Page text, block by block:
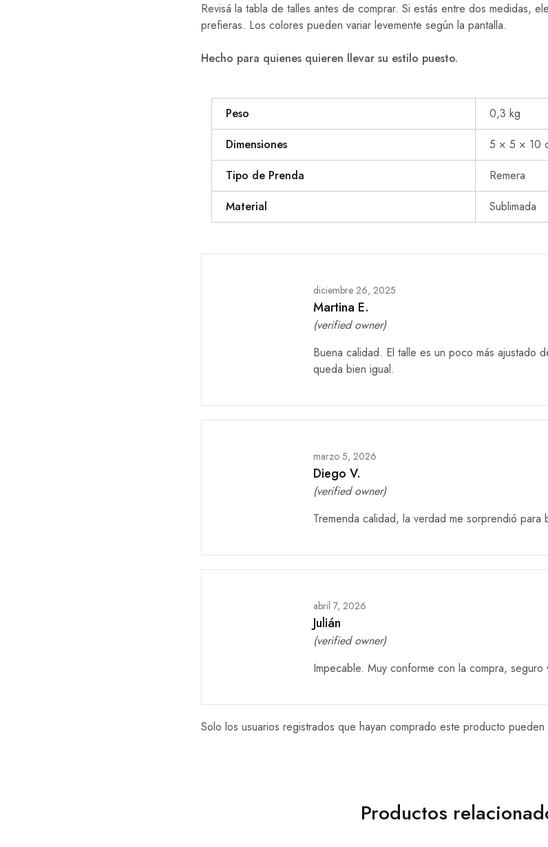
Revisá la tabla de talles antes de comprar. Si estás entre dos medidas,
prefieras. Los colores pueden variar levemente según la pantalla.
Hecho para quienes quieren llevar su estilo puesto.
Peso
0,3 kg
Dimensiones
5 × 5 × 10
Tipo de Prenda
Remera
Material
Sublimada
diciembre 26, 2025
Martina E.
(verified owner)
Buena calidad. El talle es un poco más ajustado
queda bien igual.
marzo 5, 2026
Diego V.
(verified owner)
Tremenda calidad, la verdad me sorprendió para
abril 7, 2026
Julián
(verified owner)
Impecable. Muy conforme con la compra, seguro
Solo los usuarios registrados que hayan comprado este producto pueden
Productos